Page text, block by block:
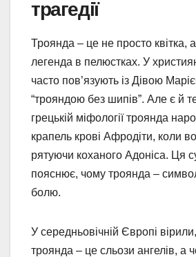
трагедії
Троянда – це не просто квітка,
легенда в пелюстках. У
часто пов’язують із Дівою
“трояндою без шипів”. Але є й
грецькій міфології троянда
крапель крові Афродіти, коли
рятуючи коханого Адоніса. Ця
пояснює, чому троянда –
болю.
У середньовічній Європі
троянда – це сльози ангелів, а